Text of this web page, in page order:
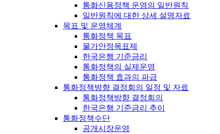
통화신용정책 운영의 일반원칙
일반원칙에 대한 상세 설명자료
목표 및 운영체계
통화정책 목표
물가안정목표제
한국은행 기준금리
통화정책의 실제운영
통화정책 효과의 파급
통화정책방향 결정회의 일정 및 자료
통화정책방향 결정회의
한국은행 기준금리 추이
통화정책수단
공개시장운영